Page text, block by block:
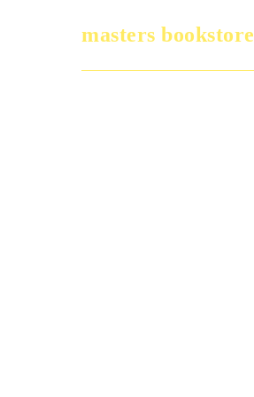
masters bookstore